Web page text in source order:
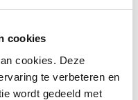
cookies
cookies. Deze
te verbeteren en
wordt gedeeld met